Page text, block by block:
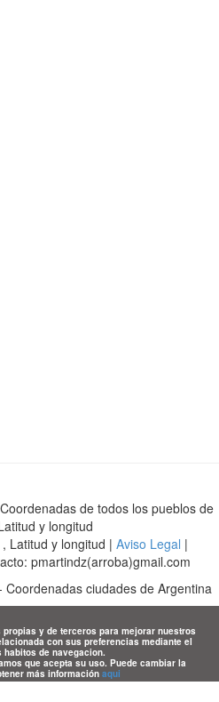
de todos los pueblos de
y longitud
Latitud y longitud | Aviso Legal |
pmartindz(arroba)gmail.com
Coordenadas ciudades de Argentina
y de terceros para mejorar nuestros
con sus preferencias mediante el
de navegacion.
que acepta su uso. Puede cambiar la
más información aqui